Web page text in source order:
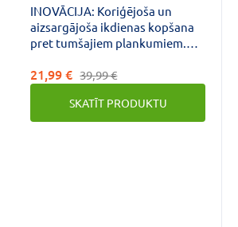
INOVĀCIJA: Koriģējoša un
aizsargājoša ikdienas kopšana
pret tumšajiem plankumiem.
5% niacinamīds, kas samazina
noturīgus tumšos plankumus.
21,99 € 39,99 €
SKATĪT PRODUKTU